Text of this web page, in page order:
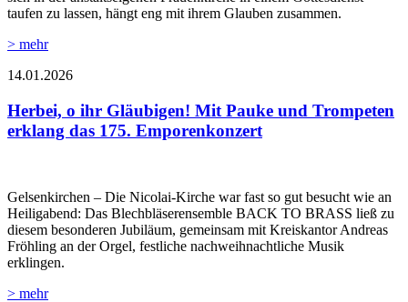
taufen zu lassen, hängt eng mit ihrem Glauben zusammen.
> mehr
14.01.2026
Herbei, o ihr Gläubigen! Mit Pauke und Trompeten
erklang das 175. Emporenkonzert
Gelsenkirchen – Die Nicolai-Kirche war fast so gut besucht wie an
Heiligabend: Das Blechbläserensemble BACK TO BRASS ließ zu
diesem besonderen Jubiläum, gemeinsam mit Kreiskantor Andreas
Fröhling an der Orgel, festliche nachweihnachtliche Musik
erklingen.
> mehr